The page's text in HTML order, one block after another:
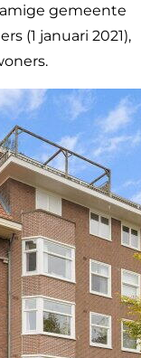
gemeente
(1 januari 2021),